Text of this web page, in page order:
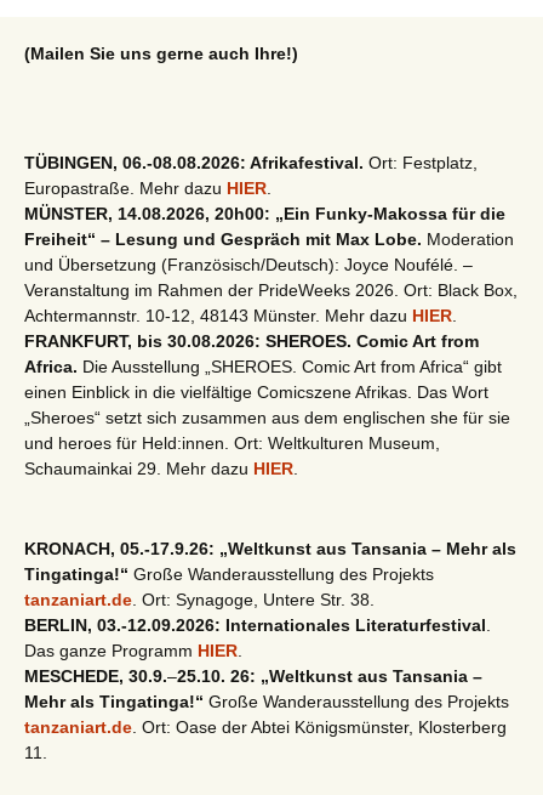
(Mailen Sie uns gerne auch Ihre!)
TÜBINGEN, 06.-08.08.2026: Afrikafestival. Ort: Festplatz,
Europastraße. Mehr dazu HIER
MÜNSTER, 14.08.2026, 20h00: „Ein Funky-Makossa für die
Freiheit“ – Lesung und Gespräch mit Max Lobe. Moderation
und Übersetzung (Französisch/Deutsch): Joyce Noufélé. –
Veranstaltung im Rahmen der PrideWeeks 2026. Ort: Black Box,
Achtermannstr. 10-12, 48143 Münster. Mehr dazu HIER
FRANKFURT, bis 30.08.2026: SHEROES. Comic Art from
Africa. Die Ausstellung „SHEROES. Comic Art from Africa“ gibt
einen Einblick in die vielfältige Comicszene Afrikas. Das Wort
„Sheroes“ setzt sich zusammen aus dem englischen she für sie
und heroes für Held:innen. Ort: Weltkulturen Museum,
Schaumainkai 29. Mehr dazu HIER
KRONACH, 05.-17.9.26: „Weltkunst aus Tansania – Mehr als
Tingatinga!“ Große Wanderausstellung des Projekts
tanzaniart.de . Ort: Synagoge, Untere Str. 38.
BERLIN, 03.-12.09.2026: Internationales Literaturfestival
Das ganze Programm HIER
MESCHEDE, 30.9.–25.10. 26: „Weltkunst aus Tansania –
Mehr als Tingatinga!“ Große Wanderausstellung des Projekts
tanzaniart.de . Ort: Oase der Abtei Königsmünster, Klosterberg
11.